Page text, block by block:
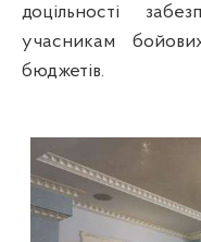
доцільності
учасникам
бюджетів.